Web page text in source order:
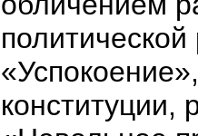
конституции,